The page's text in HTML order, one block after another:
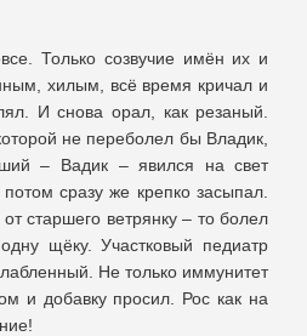
Только созвучие имён их и
хилым, всё время кричал и
И снова орал, как резаный.
не переболел бы Владик,
– Вадик – явился на свет
сразу же крепко засыпал.
старшего ветрянку – то болел
щёку. Участковый педиатр
Не только иммунитет
и добавку просил. Рос как на